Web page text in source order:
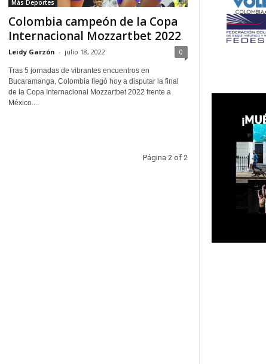
Más Deportes
Colombia campeón de la Copa
Internacional Mozzartbet 2022
Leidy Garzón - julio 18, 2022 0
Tras 5 jornadas de vibrantes encuentros en
Bucaramanga, Colombia llegó hoy a disputar la final
de la Copa Internacional Mozzartbet 2022 frente a
México....
Página 2 of 2